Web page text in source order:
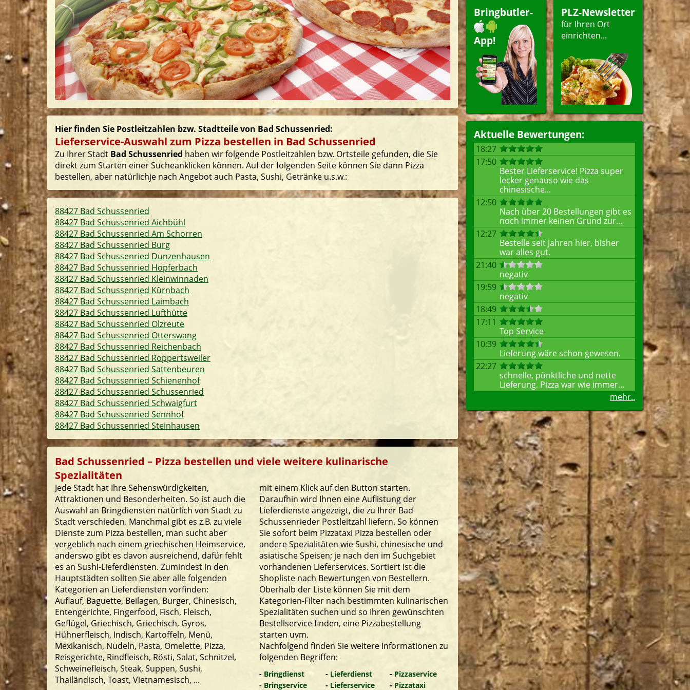
Bringbutler-
App!
PLZ-Newsletter
für Ihren Ort
einrichten...
Aktuelle Bewertungen:
18:27
17:50
Bester Lieferservice! Pizza super
lecker genauso wie das
chinesische...
12:50
Nach über 20 Bestellungen gibt es
noch immer keinen Grund zur...
12:27
Bestelle seit Jahren hier, bisher
war alles gut.
21:40
negativ
19:59
negativ
18:49
17:11
Top Service
10:39
Lieferung wäre schon gewesen.
22:27
schnelle, pünktliche und nette
Lieferung. Pizza war wie immer...
mehr..
Hier finden Sie Postleitzahlen bzw. Stadtteile von Bad Schussenried:
Lieferservice-Auswahl zum Pizza bestellen in Bad Schussenried
Zu Ihrer Stadt Bad Schussenried haben wir folgende Postleitzahlen bzw. Ortsteile gefunden, die Sie
direkt zum Starten einer Sucheanklicken können. Auf der folgenden Seite können Sie dann Pizza
bestellen, aber natürlichje nach Angebot auch Pasta, Sushi, Getränke u.s.w.:
88427 Bad Schussenried
88427 Bad Schussenried Aichbühl
88427 Bad Schussenried Am Schorren
88427 Bad Schussenried Burg
88427 Bad Schussenried Dunzenhausen
88427 Bad Schussenried Hopferbach
88427 Bad Schussenried Kleinwinnaden
88427 Bad Schussenried Kürnbach
88427 Bad Schussenried Laimbach
88427 Bad Schussenried Lufthütte
88427 Bad Schussenried Olzreute
88427 Bad Schussenried Otterswang
88427 Bad Schussenried Reichenbach
88427 Bad Schussenried Roppertsweiler
88427 Bad Schussenried Sattenbeuren
88427 Bad Schussenried Schienenhof
88427 Bad Schussenried Schussenried
88427 Bad Schussenried Schwaigfurt
88427 Bad Schussenried Sennhof
88427 Bad Schussenried Steinhausen
Bad Schussenried – Pizza bestellen und viele weitere kulinarische
Spezialitäten
Jede Stadt hat Ihre Sehenswürdigkeiten,
Attraktionen und Besonderheiten. So ist auch die
Auswahl an Bringdiensten natürlich von Stadt zu
Stadt verschieden. Manchmal gibt es z.B. zu viele
Dienste zum Pizza bestellen, man sucht aber
vergeblich nach einem griechischen Heimservice,
anderswo gibt es davon ausreichend, dafür fehlt
es an Sushi-Lieferdiensten. Zumindest in den
Hauptstädten sollten Sie aber alle folgenden
Kategorien an Lieferdiensten vorfinden:
Auflauf, Baguette, Beilagen, Burger, Chinesisch,
Entengerichte, Fingerfood, Fisch, Fleisch,
Geflügel, Griechisch, Griechisch, Gyros,
Hühnerfleisch, Indisch, Kartoffeln, Menü,
Mexikanisch, Nudeln, Pasta, Omelette, Pizza,
Reisgerichte, Rindfleisch, Rösti, Salat, Schnitzel,
Schweinefleisch, Steak, Suppen, Sushi,
Thailändisch, Toast, Vietnamesisch, ...
mit einem Klick auf den Button starten.
Daraufhin wird Ihnen eine Auflistung der
Lieferdienste angezeigt, die zu Ihrer Bad
Schussenrieder Postleitzahl liefern. So können
Sie sofort beim Pizzataxi Pizza bestellen oder
andere Spezialitäten wie Sushi, chinesische und
asiatische Speisen; je nach den im Suchgebiet
vorhandenen Lieferservices. Sortiert ist die
Shopliste nach Bewertungen von Bestellern.
Oberhalb der Liste können Sie mit dem
Kategorien-Filter nach bestimmten kulinarischen
Spezialitäten suchen und so Ihren gewünschten
Bestellservice finden, eine Pizzabestellung
starten uvm.
Nachfolgend finden Sie weitere Informationen zu
folgenden Begriffen:
- Bringdienst
- Bringservice
- Lieferdienst
- Lieferservice
- Pizzaservice
- Pizzataxi